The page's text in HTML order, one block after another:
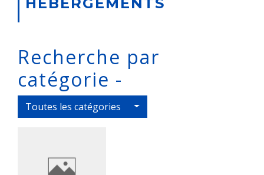
Recherche par
catégorie -
Toutes les catégories